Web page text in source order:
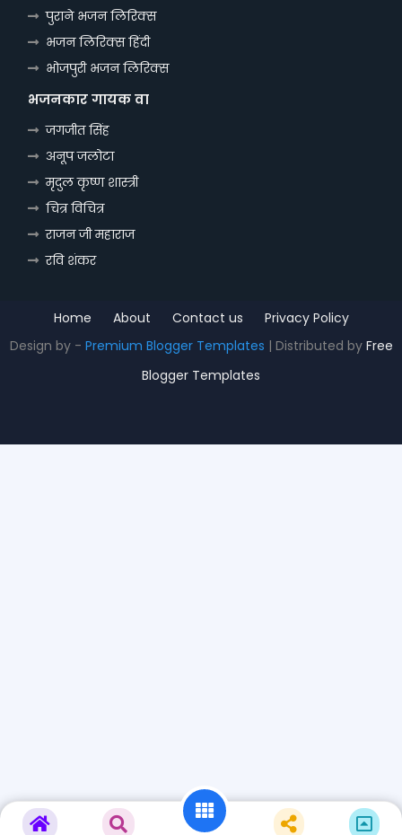
पुराने भजन लिरिक्स
भजन लिरिक्स हिंदी
भोजपुरी भजन लिरिक्स
भजनकार गायक वा
जगजीत सिंह
अनूप जलोटा
मृदुल कृष्ण शास्त्री
चित्र विचित्र
राजन जी महाराज
रवि शंकर
Home About Contact us
Privacy Policy
Design by - Premium Blogger Templates | Distributed by Free
Blogger Templates